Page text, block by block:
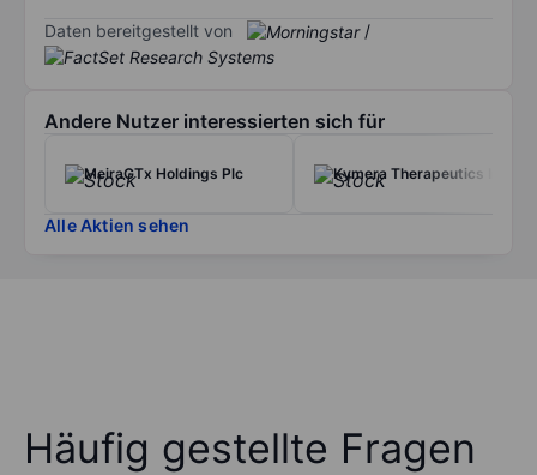
Daten bereitgestellt von /
Andere Nutzer interessierten sich für
MeiraGTx Holdings Plc Kymera Therapeutics Inc
Alle Aktien sehen
Häufig gestellte Fragen